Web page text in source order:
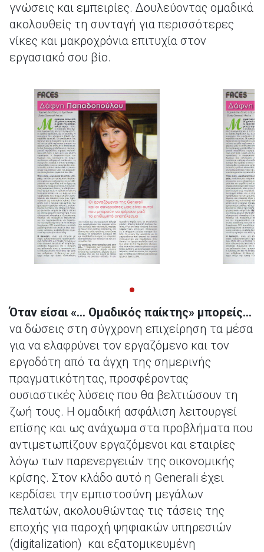
γνώσεις και εμπειρίες. Δουλεύοντας ομαδικά
ακολουθείς τη συνταγή για περισσότερες
νίκες και μακροχρόνια επιτυχία στον
εργασιακό σου βίο.
Όταν είσαι «… Ομαδικός παίκτης» μπορείς…
να δώσεις στη σύγχρονη επιχείρηση τα μέσα
για να ελαφρύνει τον εργαζόμενο και τον
εργοδότη από τα άγχη της σημερινής
πραγματικότητας, προσφέροντας
ουσιαστικές λύσεις που θα βελτιώσουν τη
ζωή τους. Η ομαδική ασφάλιση λειτουργεί
επίσης και ως ανάχωμα στα προβλήματα που
αντιμετωπίζουν εργαζόμενοι και εταιρίες
λόγω των παρενεργειών της οικονομικής
κρίσης. Στον κλάδο αυτό η Generali έχει
κερδίσει την εμπιστοσύνη μεγάλων
πελατών, ακολουθώντας τις τάσεις της
εποχής για παροχή ψηφιακών υπηρεσιών
(digitalization) και εξατομικευμένη